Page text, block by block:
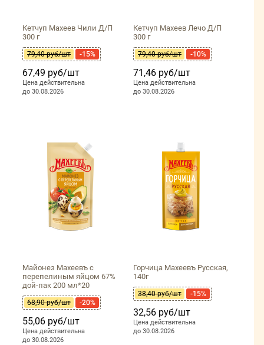
Кетчуп Махеев Чили Д/П
300 г
79,40 руб/шт -15%
67,49 руб/шт
Цена действительна
до 30.08.2026
Кетчуп Махеев Лечо Д/П
300 г
79,40 руб/шт -10%
71,46 руб/шт
Цена действительна
до 30.08.2026
Майонез Махеевъ с
перепелиным яйцом 67%
дой-пак 200 мл*20
68,90 руб/шт -20%
55,06 руб/шт
Цена действительна
до 30.08.2026
Горчица Махеевъ Русская,
140г
38,40 руб/шт -15%
32,56 руб/шт
Цена действительна
до 30.08.2026